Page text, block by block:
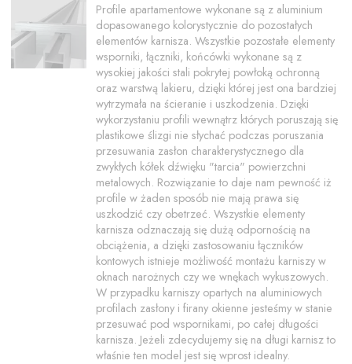
Profile apartamentowe wykonane są z aluminium
dopasowanego kolorystycznie do pozostałych
elementów karnisza. Wszystkie pozostałe elementy
wsporniki, łączniki, końcówki wykonane są z
wysokiej jakości stali pokrytej powłoką ochronną
oraz warstwą lakieru, dzięki której jest ona bardziej
wytrzymała na ścieranie i uszkodzenia. Dzięki
wykorzystaniu profili wewnątrz których poruszają się
plastikowe ślizgi nie słychać podczas poruszania
przesuwania zasłon charakterystycznego dla
zwykłych kółek dźwięku "tarcia" powierzchni
metalowych. Rozwiązanie to daje nam pewność iż
profile w żaden sposób nie mają prawa się
uszkodzić czy obetrzeć. Wszystkie elementy
karnisza odznaczają się dużą odpornością na
obciążenia, a dzięki zastosowaniu łączników
kontowych istnieje możliwość montażu karniszy w
oknach narożnych czy we wnękach wykuszowych.
W przypadku karniszy opartych na aluminiowych
profilach zasłony i firany okienne jesteśmy w stanie
przesuwać pod wspornikami, po całej długości
karnisza. Jeżeli zdecydujemy się na długi karnisz to
właśnie ten model jest się wprost idealny.